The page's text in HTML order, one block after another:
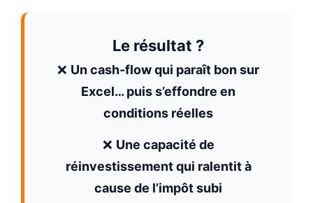
Le résultat ?
❌ Un cash-flow qui paraît bon sur
Excel… puis s’effondre en
conditions réelles
❌ Une capacité de
réinvestissement qui ralentit à
cause de l’impôt subi